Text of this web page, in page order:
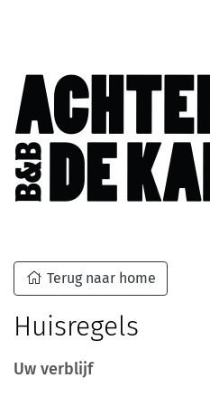
Terug naar home
Huisregels
Uw verblijf